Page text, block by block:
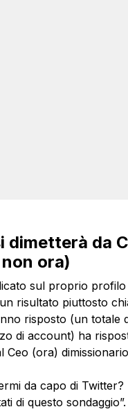
dimetterà da
ora)
sul proprio profilo
risultato piuttosto
risposto (un totale
di account) ha
Ceo (ora)
da capo di Twitter?
di questo sondaggio”.